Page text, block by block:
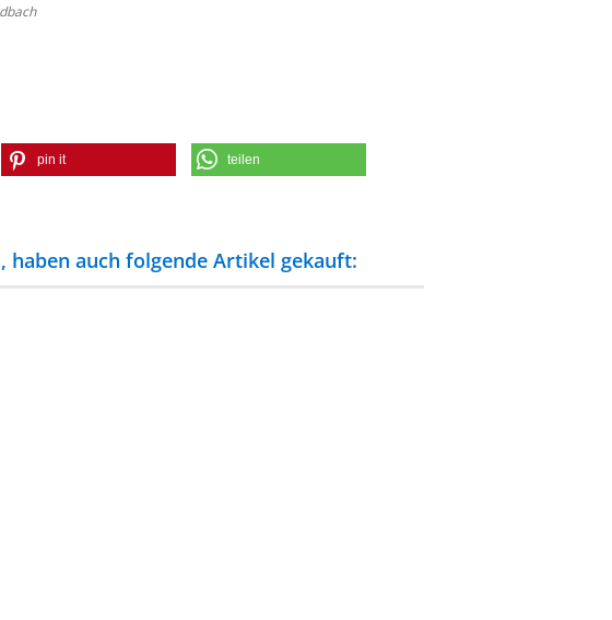
pin it teilen
haben auch folgende Artikel gekauft: